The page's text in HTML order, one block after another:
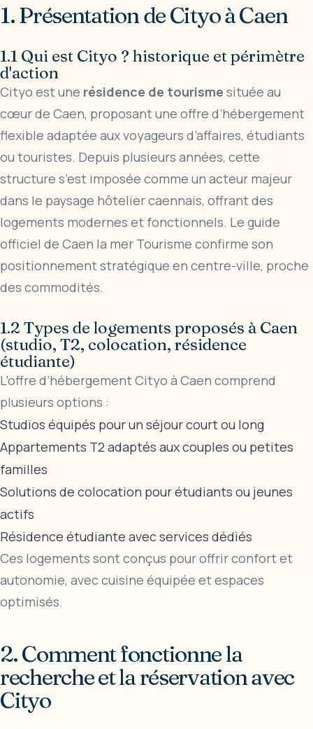
1. Présentation de Cityo à Caen
1.1 Qui est Cityo ? historique et périmètre
d'action
Cityo est une résidence de tourisme située au
cœur de Caen, proposant une offre d’hébergement
flexible adaptée aux voyageurs d’affaires, étudiants
ou touristes. Depuis plusieurs années, cette
structure s’est imposée comme un acteur majeur
dans le paysage hôtelier caennais, offrant des
logements modernes et fonctionnels. Le guide
officiel de Caen la mer Tourisme confirme son
positionnement stratégique en centre-ville, proche
des commodités.
1.2 Types de logements proposés à Caen
(studio, T2, colocation, résidence
étudiante)
L’offre d’hébergement Cityo à Caen comprend
plusieurs options :
Studios équipés pour un séjour court ou long
Appartements T2 adaptés aux couples ou petites
familles
Solutions de colocation pour étudiants ou jeunes
actifs
Résidence étudiante avec services dédiés
Ces logements sont conçus pour offrir confort et
autonomie, avec cuisine équipée et espaces
optimisés.
2. Comment fonctionne la
recherche et la réservation avec
Cityo